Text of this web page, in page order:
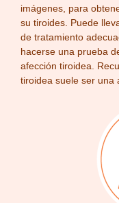
imágenes, para
su tiroides. Puede
de tratamiento
hacerse una prueba
afección tiroidea.
tiroidea suele ser una